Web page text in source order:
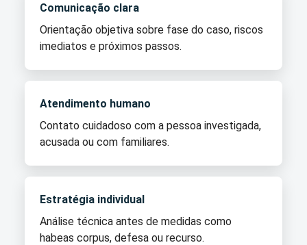
Comunicação clara
Orientação objetiva sobre fase do caso, riscos
imediatos e próximos passos.
Atendimento humano
Contato cuidadoso com a pessoa investigada,
acusada ou com familiares.
Estratégia individual
Análise técnica antes de medidas como
habeas corpus, defesa ou recurso.